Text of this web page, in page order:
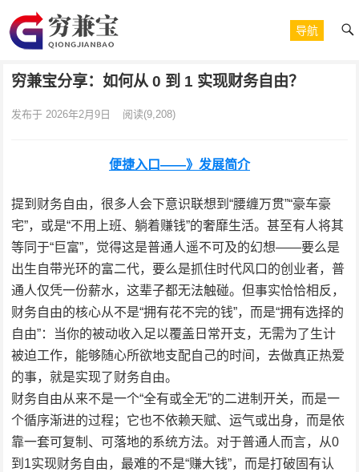
导航
穷兼宝分享：如何从 0 到 1 实现财务自由？
发布于 2026年2月9日 阅读(9,208)
便捷入口——》发展简介
提到财务自由，很多人会下意识联想到“腰缠万贯”“豪车豪
宅”，或是“不用上班、躺着赚钱”的奢靡生活。甚至有人将其
等同于“巨富”，觉得这是普通人遥不可及的幻想——要么是
出生自带光环的富二代，要么是抓住时代风口的创业者，普
通人仅凭一份薪水，这辈子都无法触碰。但事实恰恰相反，
财务自由的核心从不是“拥有花不完的钱”，而是“拥有选择的
自由”：当你的被动收入足以覆盖日常开支，无需为了生计
被迫工作，能够随心所欲地支配自己的时间，去做真正热爱
的事，就是实现了财务自由。
财务自由从来不是一个“全有或全无”的二进制开关，而是一
个循序渐进的过程；它也不依赖天赋、运气或出身，而是依
靠一套可复制、可落地的系统方法。对于普通人而言，从0
到1实现财务自由，最难的不是“赚大钱”，而是打破固有认